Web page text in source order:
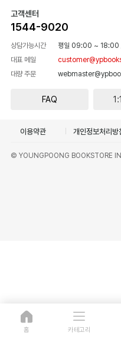
고객센터
1544-9020
상담가능시간 평일 09:00 ~ 18:00
대표 메일
대량 주문
FAQ
이용약관 개인정보처리방
© YOUNGPOONG BOOKSTORE
홈 카테고리